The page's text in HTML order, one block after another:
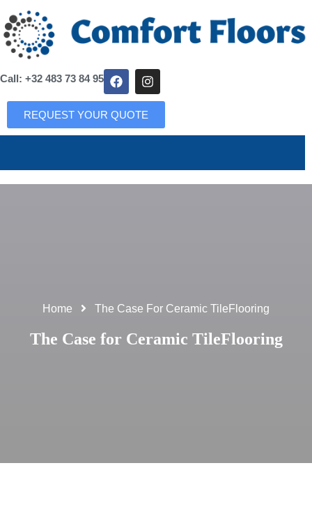
Call: +32 483 73 84 95
REQUEST YOUR QUOTE
Home The Case For Ceramic TileFlooring
The Case for Ceramic TileFlooring